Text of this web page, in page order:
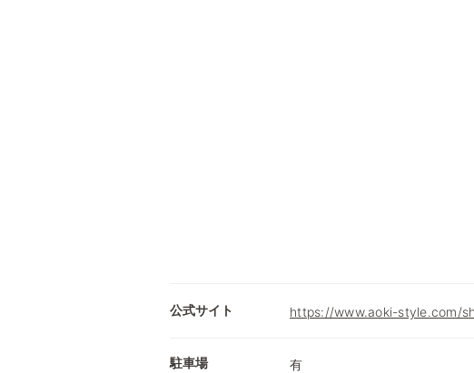
公式サイト https://www.aoki-style.com/
駐車場 有